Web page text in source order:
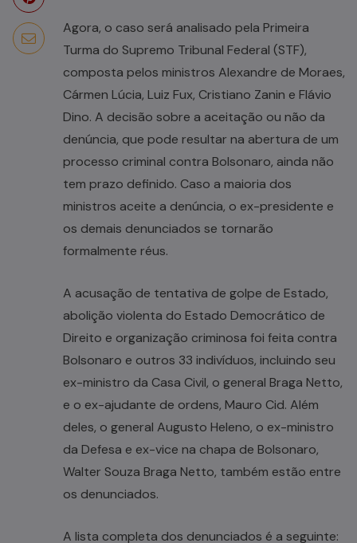
Agora, o caso será analisado pela Primeira
Turma do Supremo Tribunal Federal (STF),
composta pelos ministros Alexandre de Moraes,
Cármen Lúcia, Luiz Fux, Cristiano Zanin e Flávio
Dino. A decisão sobre a aceitação ou não da
denúncia, que pode resultar na abertura de um
processo criminal contra Bolsonaro, ainda não
tem prazo definido. Caso a maioria dos
ministros aceite a denúncia, o ex-presidente e
os demais denunciados se tornarão
formalmente réus.
A acusação de tentativa de golpe de Estado,
abolição violenta do Estado Democrático de
Direito e organização criminosa foi feita contra
Bolsonaro e outros 33 indivíduos, incluindo seu
ex-ministro da Casa Civil, o general Braga Netto,
e o ex-ajudante de ordens, Mauro Cid. Além
deles, o general Augusto Heleno, o ex-ministro
da Defesa e ex-vice na chapa de Bolsonaro,
Walter Souza Braga Netto, também estão entre
os denunciados.
A lista completa dos denunciados é a seguinte: